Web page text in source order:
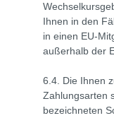
Ihnen in den
in einen EU-
außerhalb der
6.4. Die Ihnen
Zahlungsarten
bezeichneten